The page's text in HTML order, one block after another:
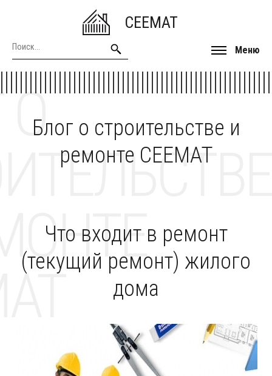
CEEMAT
Меню
Блог о строительстве и
ремонте CEEMAT
О
Что входит в ремонт
(текущий ремонт) жилого
дома